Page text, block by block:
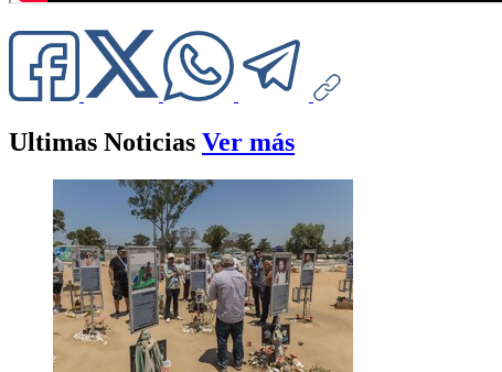
Ultimas Noticias Ver más